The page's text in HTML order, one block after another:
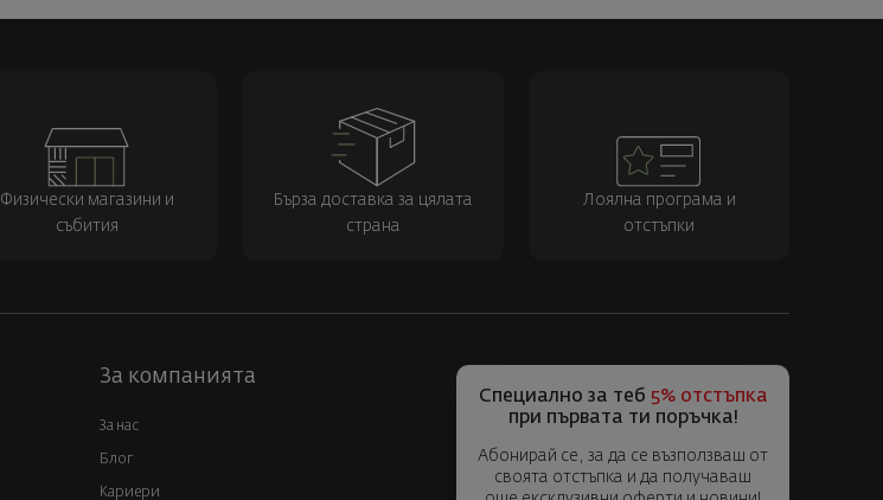
Физически магазини и
събития
Бърза доставка за цялата
страна
Лоялна програма и
отстъпки
За компанията
За нас
Блог
Кариери
Специално за теб 5% отстъпка
при първата ти поръчка!
Абонирай се, за да се възползваш от
своята отстъпка и да получаваш